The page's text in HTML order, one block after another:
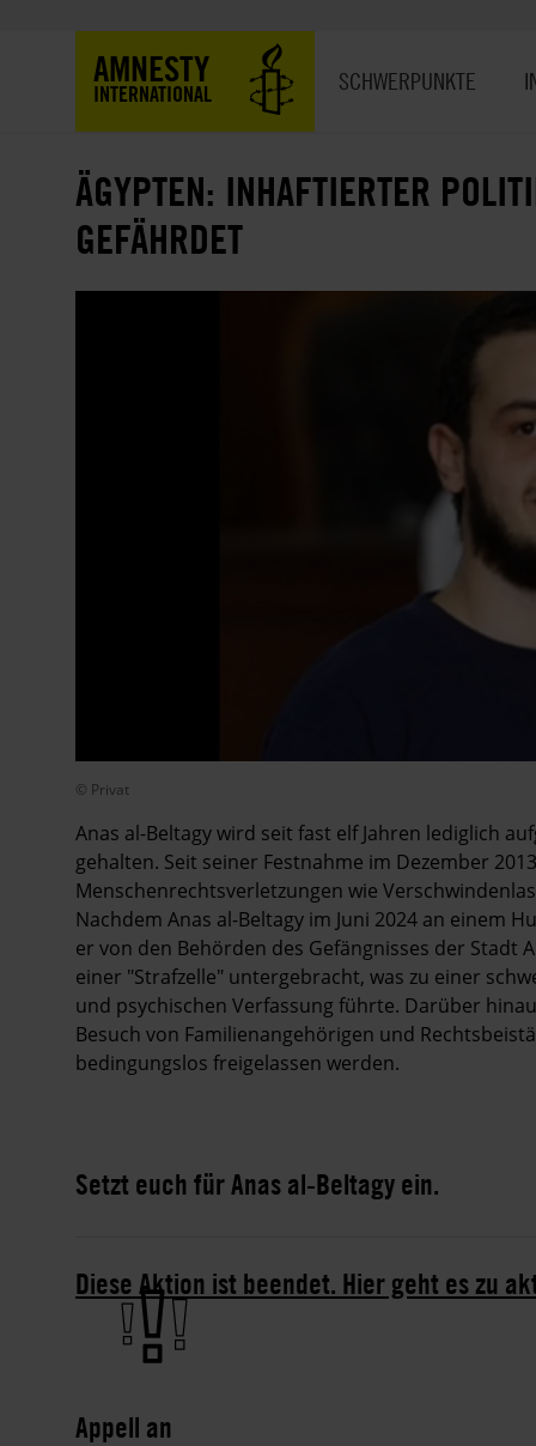
AMNESTY
INTERNATIONAL SCHWERPUNKTE
ÄGYPTEN: INHAFTIERTER
GEFÄHRDET
© Privat
Anas al-Beltagy wird seit fast elf Jahren lediglich
gehalten. Seit seiner Festnahme im Dezember
Menschenrechtsverletzungen wie
Nachdem Anas al-Beltagy im Juni 2024 an einem
er von den Behörden des Gefängnisses der Stadt
einer "Strafzelle" untergebracht, was zu einer
und psychischen Verfassung führte. Darüber
Besuch von Familienangehörigen und
bedingungslos freigelassen werden.
Setzt euch für Anas al-Beltagy ein.
Diese Aktion ist beendet. Hier geht es zu
Appell an